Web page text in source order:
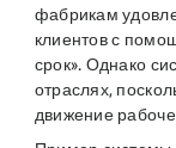
фабрикам
клиентов с
срок». Однако
отраслях,
движение